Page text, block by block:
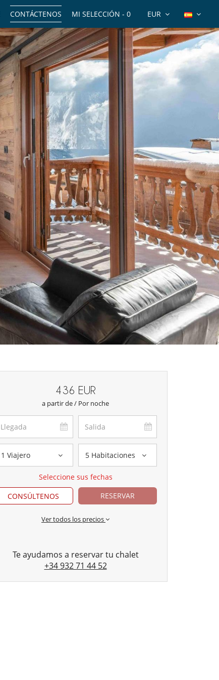
EUR
MI SELECCIÓN - 0
CONTÁCTENOS
436 EUR
a partir de / Por noche
1 Viajero 5 Habitaciones
Seleccione sus fechas
CONSÚLTENOS
RESERVAR
Ver todos los precios
Te ayudamos a reservar tu chalet
+34 932 71 44 52